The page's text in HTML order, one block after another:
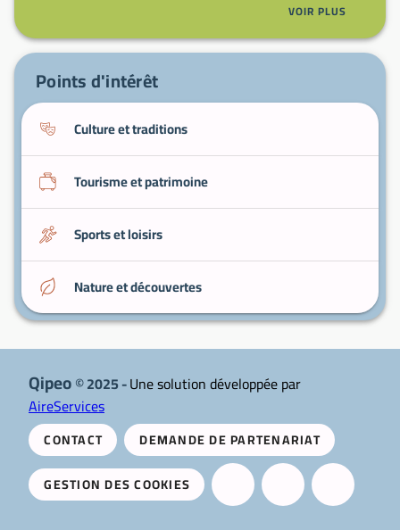
pour paysages normands.
côtière facile depuis Beuzeville.
VOIR PLUS
Points d'intérêt
Culture et traditions
Tourisme et patrimoine
Sports et loisirs
Nature et découvertes
Qipeo© 2025 -Une solution développée par
AireServices
CONTACT
DEMANDE DE PARTENARIAT
GESTION DES COOKIES